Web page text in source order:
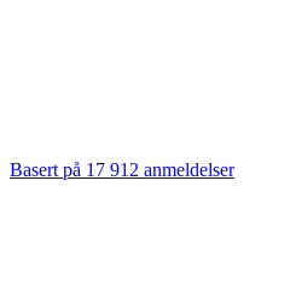
Basert på 17 912 anmeldelser